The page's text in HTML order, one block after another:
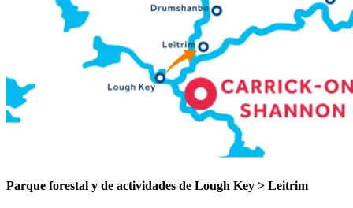
Parque forestal y de actividades de Lough Key > Leitrim